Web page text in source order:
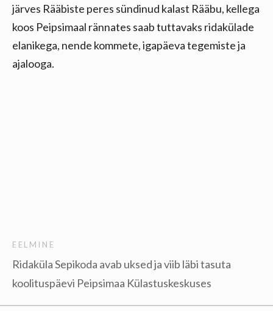
järves Rääbiste peres sündinud kalast Rääbu, kellega
koos Peipsimaal rännates saab tuttavaks ridakülade
elanikega, nende kommete, igapäeva tegemiste ja
ajalooga.
EELMINE
Ridaküla Sepikoda avab uksed ja viib läbi tasuta
koolituspäevi Peipsimaa Külastuskeskuses